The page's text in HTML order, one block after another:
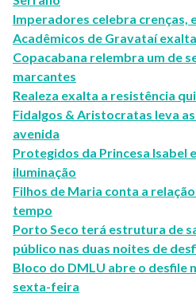
Imperadores celebra crenças,
Acadêmicos de Gravataí
Copacabana relembra um de
marcantes
Realeza exalta a resistência
Fidalgos & Aristocratas leva
avenida
Protegidos da Princesa Isabel
iluminação
​Filhos de Maria conta a
tempo
Porto Seco terá estrutura de
público nas duas noites de
Bloco do DMLU abre o desfile
sexta-feira